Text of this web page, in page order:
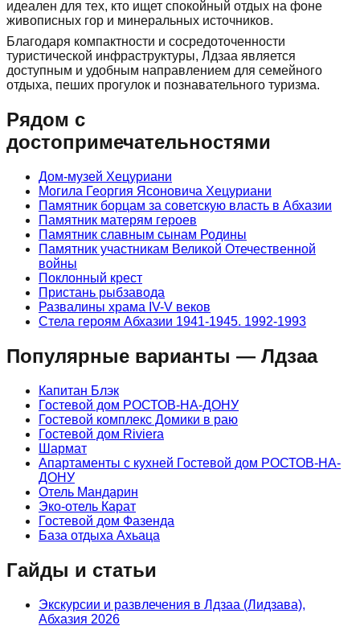
идеален для тех, кто ищет спокойный отдых на фоне
живописных гор и минеральных источников.
Благодаря компактности и сосредоточенности
туристической инфраструктуры, Лдзаа является
доступным и удобным направлением для семейного
отдыха, пеших прогулок и познавательного туризма.
Рядом с
достопримечательностями
Дом-музей Хецуриани
Могила Георгия Ясоновича Хецуриани
Памятник борцам за советскую власть в Абхазии
Памятник матерям героев
Памятник славным сынам Родины
Памятник участникам Великой Отечественной
войны
Поклонный крест
Пристань рыбзавода
Развалины храма IV-V веков
Стела героям Абхазии 1941-1945. 1992-1993
Популярные варианты — Лдзаа
Капитан Блэк
Гостевой дом РОСТОВ-НА-ДОНУ
Гостевой комплекс Домики в раю
Гостевой дом Riviera
Шармат
Апартаменты с кухней Гостевой дом РОСТОВ-НА-
ДОНУ
Отель Мандарин
Эко-отель Карат
Гостевой дом Фазенда
База отдыха Ахьаца
Гайды и статьи
Экскурсии и развлечения в Лдзаа (Лидзава),
Абхазия 2026